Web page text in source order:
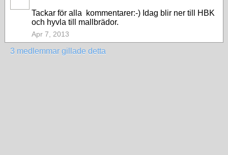
Tackar för alla kommentarer:-) Idag blir ner till HBK
och hyvla till mallbrädor.
Apr 7, 2013
3 medlemmar gillade detta